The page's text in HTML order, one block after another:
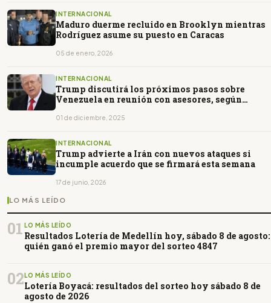
INTERNACIONAL
Maduro duerme recluido en Brooklyn mientras
Rodríguez asume su puesto en Caracas
05 de enero, 2026
INTERNACIONAL
Trump discutirá los próximos pasos sobre
Venezuela en reunión con asesores, según
01 de diciembre, 2025
INTERNACIONAL
Trump advierte a Irán con nuevos ataques si
incumple acuerdo que se firmará esta semana
17 de junio, 2026
LO MÁS LEÍDO
01 LO MÁS LEÍDO
Resultados Lotería de Medellín hoy, sábado 8 de agosto:
quién ganó el premio mayor del sorteo 4847
02LO MÁS LEÍDO
Lotería Boyacá: resultados del sorteo hoy sábado 8 de
agosto de 2026